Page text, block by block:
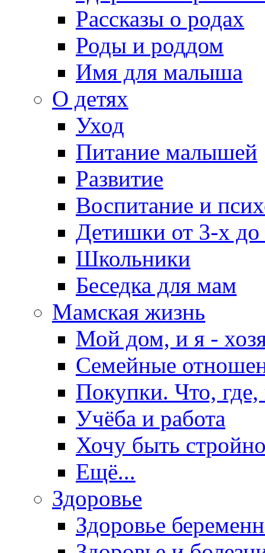
Рассказы о родах
Роды и роддом
Имя для малыша
О детях
Уход
Питание малышей
Развитие
Воспитание и
Детишки от 3-х
Школьники
Беседка для мам
Мамская жизнь
Мой дом, и я -
Семейные
Покупки. Что, где,
Учёба и работа
Хочу быть
Ещё...
Здоровье
Здоровье